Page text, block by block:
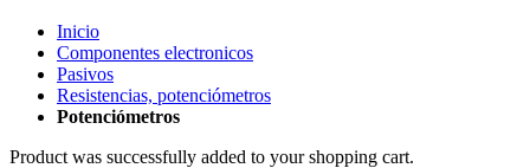
Inicio
Componentes electronicos
Pasivos
Resistencias, potenciómetros
Potenciómetros
Product was successfully added to your shopping cart.